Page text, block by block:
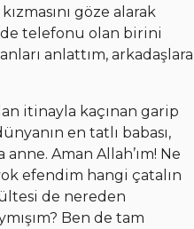
göze alarak
telefonu olan birini
anlattım, arkadaşlara
itinayla kaçınan garip
en tatlı babası,
Aman Allah’ım! Ne
efendim hangi çatalın
de nereden
Ben de tam